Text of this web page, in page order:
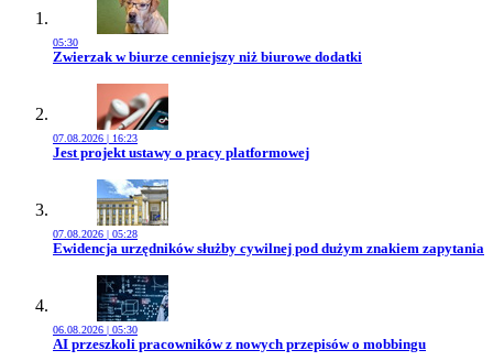
05:30
Przejdź do artykułu:
Zwierzak w biurze cenniejszy niż biurowe dodatki
07.08.2026 | 16:23
Przejdź do artykułu:
Jest projekt ustawy o pracy platformowej
07.08.2026 | 05:28
Przejdź do artykułu:
Ewidencja urzędników służby cywilnej pod dużym znakiem zapytania
06.08.2026 | 05:30
Przejdź do artykułu:
AI przeszkoli pracowników z nowych przepisów o mobbingu